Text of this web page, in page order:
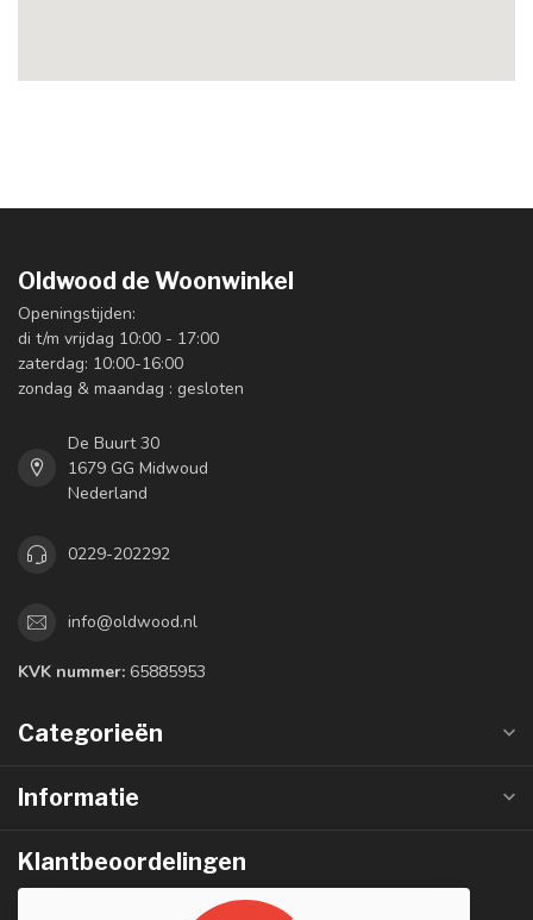
Oldwood de Woonwinkel
Openingstijden:
di t/m vrijdag 10:00 - 17:00
zaterdag: 10:00-16:00
zondag & maandag : gesloten
De Buurt 30
1679 GG Midwoud
Nederland
0229-202292
info@oldwood.nl
KVK nummer: 65885953
Categorieën
Informatie
Klantbeoordelingen